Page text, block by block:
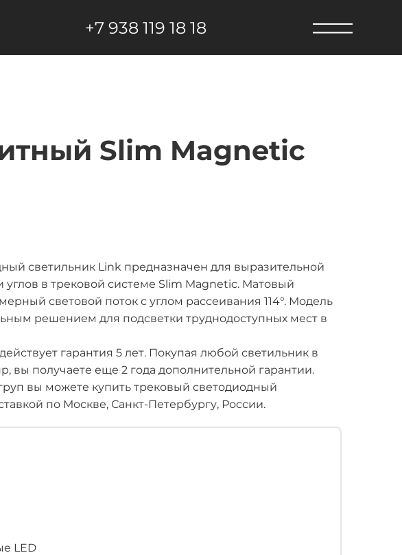
+7 938 119 18 18
Slim Magnetic
светильник Link предназначен для выразительной
углов в трековой системе Slim Magnetic. Матовый
световой поток с углом рассеивания 114°. Модель
решением для подсветки труднодоступных мест в
гарантия 5 лет. Покупая любой светильник в
вы получаете еще 2 года дополнительной гарантии.
вы можете купить трековый светодиодный
по Москве, Санкт-Петербургу, России.
LED